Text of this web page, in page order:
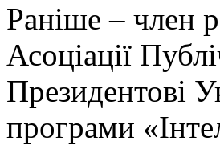
Раніше – член
Асоціації
Президентові
програми